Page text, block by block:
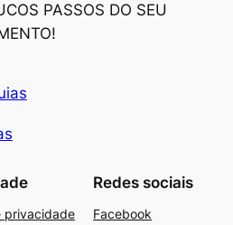
PASSOS DO SEU
privacidade
Redes sociais
Facebook